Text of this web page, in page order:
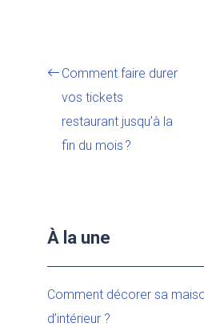
Comment faire durer
vos tickets
restaurant jusqu’à la
fin du mois ?
À la une
Comment décorer sa
d’intérieur ?